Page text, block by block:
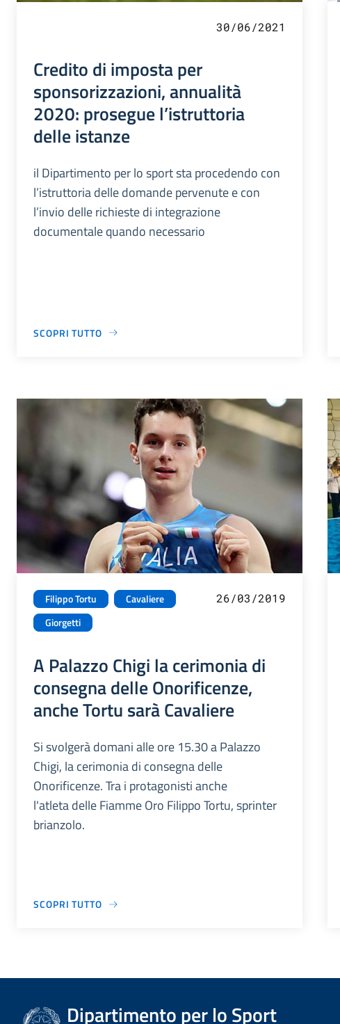
30/06/2021
Credito di imposta per
sponsorizzazioni, annualità
2020: prosegue l’istruttoria
delle istanze
il Dipartimento per lo sport sta procedendo con
l’istruttoria delle domande pervenute e con
l’invio delle richieste di integrazione
documentale quando necessario
SCOPRI TUTTO
Filippo Tortu
Cavaliere
Giorgetti
26/03/2019
A Palazzo Chigi la cerimonia di
consegna delle Onorificenze,
anche Tortu sarà Cavaliere
Si svolgerà domani alle ore 15.30 a Palazzo
Chigi, la cerimonia di consegna delle
Onorificenze. Tra i protagonisti anche
l'atleta delle Fiamme Oro Filippo Tortu, sprinter
brianzolo.
SCOPRI TUTTO
Dipartimento per lo Sport